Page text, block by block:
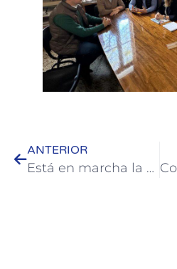
ANTERIOR
Está en marcha la elaboración de un programa Municipal por el bicentenario de Alejo Peyret